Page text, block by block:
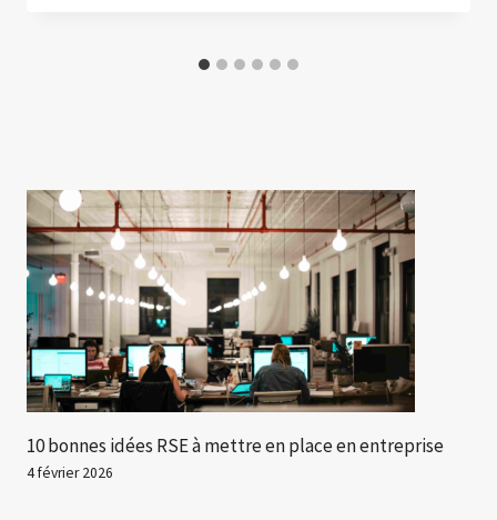
10 bonnes idées RSE à mettre en place en entreprise
4 février 2026